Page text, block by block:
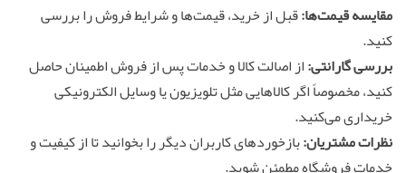
مقایسه قیمت‌ها:قبل از خرید، قیمت‌ها و شرایط فروش را بررسی
کنید.
بررسی گارانتی:از اصالت کالا و خدمات پس از فروش اطمینان حاصل
کنید، مخصوصاً اگر کالاهایی مثل تلویزیون یا وسایل الکترونیکی
خریداری می‌کنید.
نظرات مشتریان:بازخوردهای کاربران دیگر را بخوانید تا از کیفیت و